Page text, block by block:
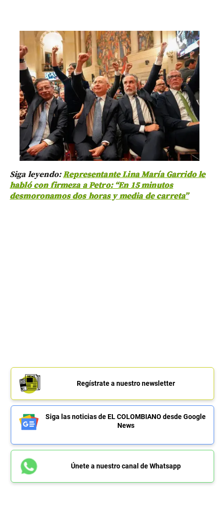
Siga leyendo:Representante Lina María Garrido le
habló con firmeza a Petro: “En 15 minutos
desmoronamos dos horas y media de carreta”
Regístrate a nuestro newsletter
Siga las noticias de EL COLOMBIANO desde Google
News
Únete a nuestro canal de Whatsapp